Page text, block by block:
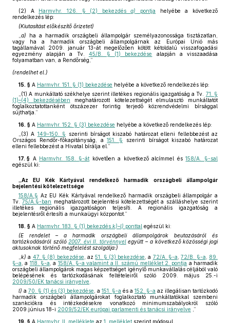
(2) A Harmvhr. 126. § (2) bekezdésa) pontja helyébe a következő
rendelkezés lép:
(Kiutasítást előkészítő őrizetet)
a) ha a harmadik országbeli állampolgár személyazonossága tisztázatlan,
vagy ha a harmadik országbeli állampolgárnak az Európai Unió más
tagállamával 2009. január 13-át megelőzően kötött kétoldalú visszafogadási
egyezmény alapján a Tv. 45/B. § (1) bekezdése
alapján a visszaadása
folyamatban van, a Rendőrség,”
(rendelhet el.)
15. § A Harmvhr. 151. § (1) bekezdése helyébe a következő rendelkezés lép:
„(1) A munkáltató székhelye szerint illetékes regionális igazgatóság a Tv. 71. §
(1)–(4) bekezdésében meghatározott kötelezettségét elmulasztó munkáltatót
foglalkoztatottanként ötszázezer forintig terjedő közrendvédelmi bírsággal
sújthatja.”
16. § A Harmvhr. 152. § (3) bekezdése helyébe a következő rendelkezés lép:
„(3) A 149–150. §
szerinti bírságot kiszabó határozat elleni fellebbezést az
Országos Rendőr-főkapitányság, a151. § szerinti bírságot kiszabó határozat
elleni fellebbezést a Hivatal bírálja el.”
17. § A Harmvhr. 158. §-át követően a következő alcímmel és158/A. §-sal
egészül ki:
„Az EU Kék Kártyával rendelkező harmadik országbeli állampolgár
bejelentési kötelezettsége
158/A.§ Az EU Kék Kártyával rendelkező harmadik országbeli állampolgár a
Tv.75/A.§-ban meghatározott bejelentési kötelezettségét a szálláshelye szerint
illetékes regionális igazgatóságon teljesíti. A regionális igazgatóság a
bejelentésről értesíti a munkaügyi központot.”
18. § A Harmvhr. 183. § (1) bekezdés k)–l) ponttal egészül ki:
(E rendelet – a harmadik országbeli állampolgárok beutazásáról és
tartózkodásáról szóló 2007. évi II. törvénnyelegyütt – a következő közösségi jogi
aktusoknak történő megfelelést szolgálja:)
k) a 47. § (8) bekezdése , az51. § (3) bekezdése , a 72/A. §-a ,72/B. §-a
89.
§-a , a 118. §-a , a 158/A. §-a valamint a II. számú melléklet 2. pontja a harmadik
országbeli állampolgárok magas képzettséget igénylő munkavállalás céljából való
belépésének és tartózkodásának feltételeiről szóló 2009. május 25.-i
2009/50/EK tanácsi irányelve,
l) a 70. § (1) és (3) bekezdése , a 151. §-a és a 152. §-a az illegálisan tartózkodó
harmadik országbeli állampolgárokat foglalkoztató munkáltatókkal szembeni
szankciókra és intézkedésekre vonatkozó minimumszabályokról szóló
2009.június 18-i 2009/52/EK európai parlamenti és tanácsi irányelve ,”
19. § A Harmvhr. II. melléklete az 1. melléklet szerint módosul.